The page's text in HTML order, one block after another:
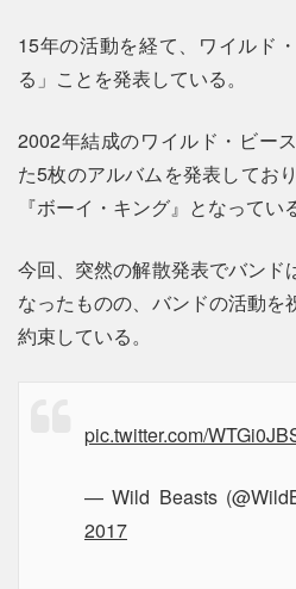
15年の活動を経て、ワイルド
る」ことを発表している。
2002年結成のワイルド・ビー
た5枚のアルバムを発表してお
『ボーイ・キング』となってい
今回、突然の解散発表でバンド
なったものの、バンドの活動を
約束している。
pic.twitter.com/
— Wild Beasts
2017